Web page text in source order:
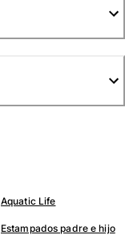
Aquatic Life
Estampados padre e hijo